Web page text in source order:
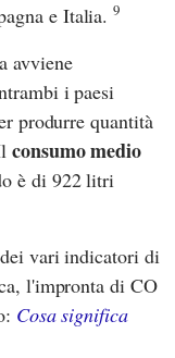
e Italia.9
avviene
i paesi
produrre quantità
consumo medio
è di 922 litri
vari indicatori di
l'impronta di CO
Cosa significa